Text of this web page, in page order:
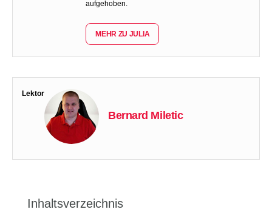
aufgehoben.
MEHR ZU JULIA
Lektor
Bernard Miletic
Inhaltsverzeichnis